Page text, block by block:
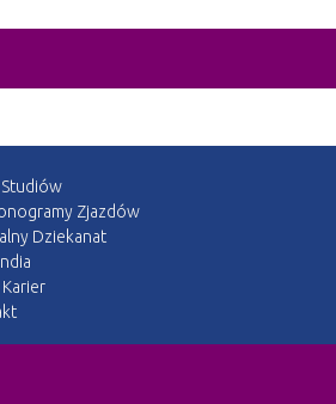
Studiów
Zjazdów
Dziekanat